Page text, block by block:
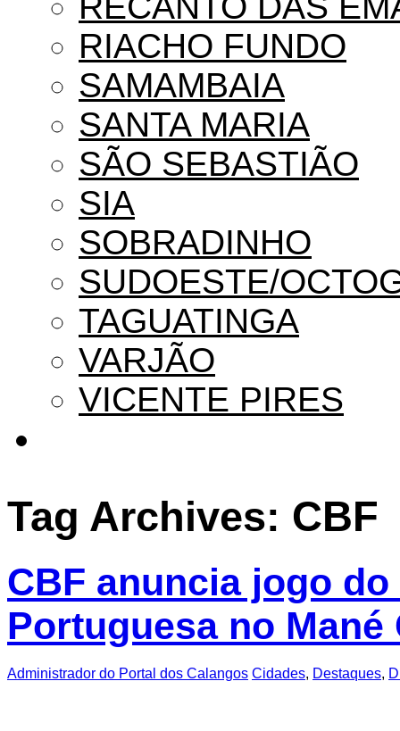
RIACHO FUNDO
SAMAMBAIA
SANTA MARIA
SÃO SEBASTIÃO
SIA
SOBRADINHO
SUDOESTE/
TAGUATINGA
VARJÃO
VICENTE PIRES
Tag Archives: CBF
CBF anuncia jogo
Portuguesa no Mané
Administrador do Portal dos Calangos Cidades, Destaques,